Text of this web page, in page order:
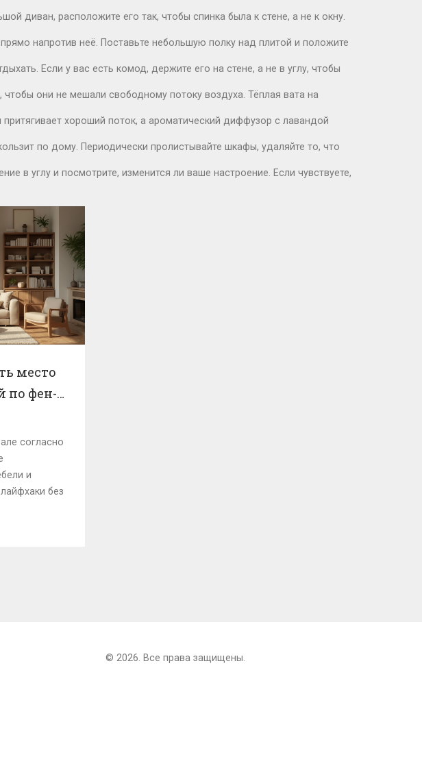
диван, расположите его так, чтобы спинка была к стене, а не к окну.
напротив неё. Поставьте небольшую полку над плитой и положите
Если у вас есть комод, держите его на стене, а не в углу, чтобы
они не мешали свободному потоку воздуха. Тёплая вата на
хороший поток, а ароматический диффузор с лавандой
по дому. Периодически пролистывайте шкафы, удаляйте то, что
в углу и посмотрите, изменится ли ваше настроение. Если чувствуете,
место
по фен-
и
согласно
и
без
© 2026. Все права защищены.